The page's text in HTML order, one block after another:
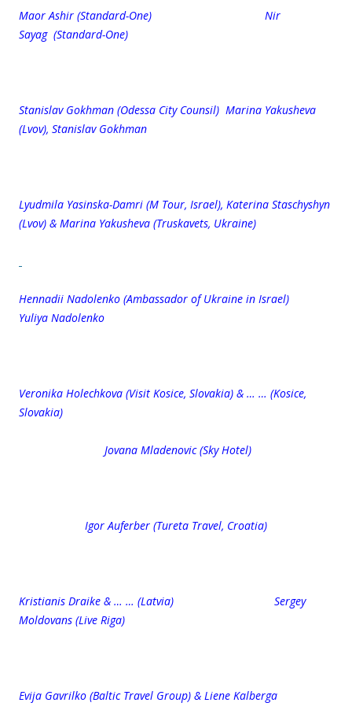
Maor Ashir (Standard-One) Nir
Sayag (Standard-One)
Stanislav Gokhman (Odessa City Counsil) Marina Yakusheva
(Lvov), Stanislav Gokhman
Lyudmila Yasinska-Damri (M Tour, Israel), Katerina Staschyshyn
(Lvov) & Marina Yakusheva (Truskavets, Ukraine)
Hennadii Nadolenko (Ambassador of Ukraine in Israel)
Yuliya Nadolenko
Veronika Holechkova (Visit Kosice, Slovakia) & … … (Kosice,
Slovakia)
Jovana Mladenovic (Sky Hotel)
Igor Auferber (Tureta Travel, Croatia)
Kristianis Draike & … … (Latvia) Sergey
Moldovans (Live Riga)
Evija Gavrilko (Baltic Travel Group) & Liene Kalberga